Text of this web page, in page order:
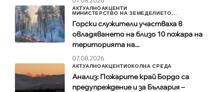
АКТУАЛНОАКЦЕНТИ
МИНИСТЕРСТВО НА ЗЕМЕДЕЛИЕТО,...
Горски служители участваха в
овладяването на близо 10 пожара на
територията на...
07.08.2026
АКТУАЛНОАКЦЕНТИОКОЛНА СРЕДА
Анализ: Пожарите край Бордо са
предупреждение и за България –